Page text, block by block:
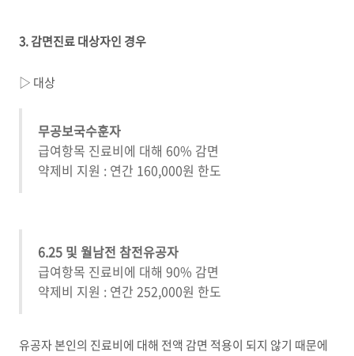
3.감면진료 대상자인 경우
▷ 대상
무공보국수훈자
급여항목 진료비에 대해 60% 감면
약제비 지원 : 연간 160,000원 한도
6.25 및 월남전 참전유공자
급여항목 진료비에 대해 90% 감면
약제비 지원 : 연간 252,000원 한도
유공자 본인의 진료비에 대해 전액 감면 적용이 되지 않기 때문에